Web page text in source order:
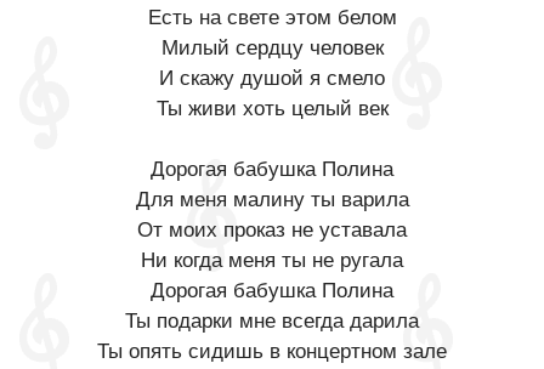
Есть на свете этом белом
Милый сердцу человек
И скажу душой я смело
Ты живи хоть целый век
Дорогая бабушка Полина
Для меня малину ты варила
От моих проказ не уставала
Ни когда меня ты не ругала
Дорогая бабушка Полина
Ты подарки мне всегда дарила
Ты опять сидишь в концертном зале